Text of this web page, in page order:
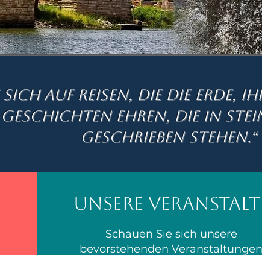
sich auf Reisen, die die Erde,
ehren, die in
geschrieben stehen.“
Unsere
Schauen Sie sich unsere
bevorstehenden Veranstaltungen